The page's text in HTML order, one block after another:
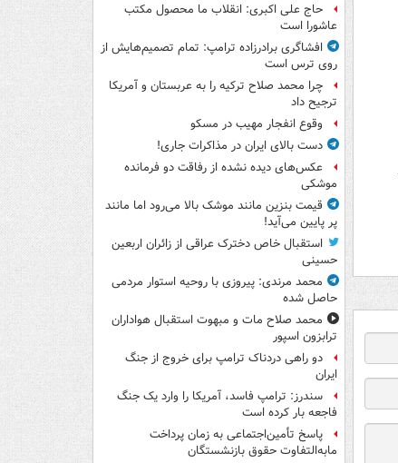
حاج علی اکبری: انقلاب ما محصول مکتب
عاشورا است
افشاگری برادرزاده ترامپ: تمام تصمیم‌هایش از
روی ترس است
چرا محمد صلاح ترکیه را به عربستان و آمریکا
ترجیح داد
وقوع انفجار مهیب در مسکو
دست بالای ایران در مذاکرات جاری!
عکس‌های دیده نشده از رفاقت دو فرمانده‌
موشکی
قیمت بنزین مانند موشک بالا می‌رود اما مانند
پر پایین می‌آید!
استقبال خاص دخترک عراقی از زائران اربعین
حسینی
محمد مرندی: پیروزی با روحیه استوار مردمی
حاصل شده
محمد صلاح مات و مبهوت استقبال هواداران
ترابزون اسپور
دو راهی دردناک ترامپ برای خروج از جنگ
ایران
سندرز: ترامپ فاسد، آمریکا را وارد یک جنگ
فاجعه بار کرده است
پاسخ تأمین‌اجتماعی به زمان پرداخت
مابه‌التفاوت حقوق بازنشستگان